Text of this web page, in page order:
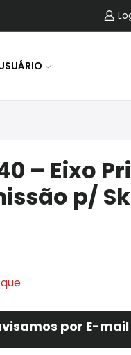
– Eixo
p/
por E-